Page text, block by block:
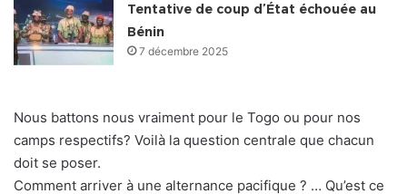
Tentative de coup d’État échouée au
Bénin
7 décembre 2025
Nous battons nous vraiment pour le Togo ou pour nos
camps respectifs? Voilà la question centrale que chacun
doit se poser.
Comment arriver à une alternance pacifique ? … Qu’est ce